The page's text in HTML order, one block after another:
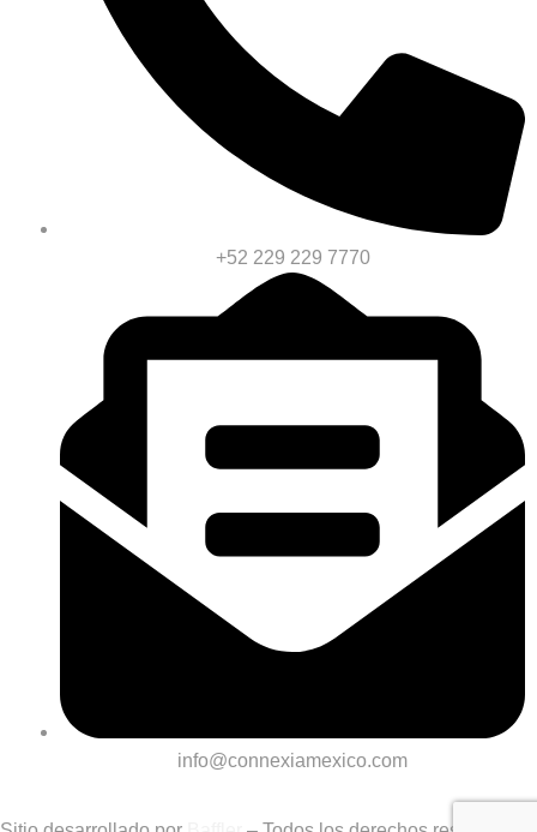
+52 229 229 7770
info@connexiamexico.com